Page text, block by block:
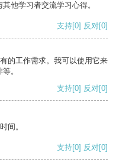
他学习者交流学习心得。
支持[0] 反对[0]
的工作需求。我可以使用它来
。
支持[0] 反对[0]
间。
支持[0] 反对[0]